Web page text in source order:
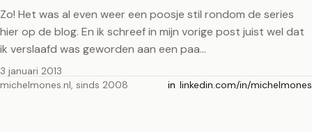
Zo! Het was al even weer een poosje stil rondom de series
hier op de blog. En ik schreef in mijn vorige post juist wel dat
ik verslaafd was geworden aan een paa…
3 januari 2013
michelmones.nl, sinds 2008
in linkedin.com/in/michelmones